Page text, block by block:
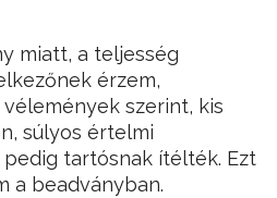
miatt, a teljesség
érzem,
szerint, kis
súlyos értelmi
tartósnak ítélték. Ezt
a beadványban.